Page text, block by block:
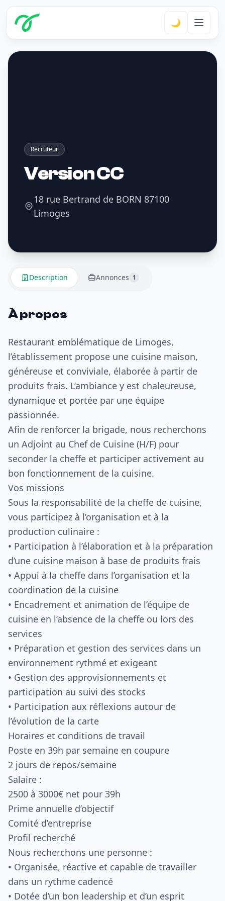
🌙
Recruteur
Version CC
18 rue Bertrand de BORN 87100
Limoges
Description Annonces 1
À propos
Restaurant emblématique de Limoges,
l’établissement propose une cuisine maison,
généreuse et conviviale, élaborée à partir de
produits frais. L’ambiance y est chaleureuse,
dynamique et portée par une équipe
passionnée.
Afin de renforcer la brigade, nous recherchons
un Adjoint au Chef de Cuisine (H/F) pour
seconder la cheffe et participer activement au
bon fonctionnement de la cuisine.
Vos missions
Sous la responsabilité de la cheffe de cuisine,
vous participez à l’organisation et à la
production culinaire :
• Participation à l’élaboration et à la préparation
d’une cuisine maison à base de produits frais
• Appui à la cheffe dans l’organisation et la
coordination de la cuisine
• Encadrement et animation de l’équipe de
cuisine en l’absence de la cheffe ou lors des
services
• Préparation et gestion des services dans un
environnement rythmé et exigeant
• Gestion des approvisionnements et
participation au suivi des stocks
• Participation aux réflexions autour de
l’évolution de la carte
Horaires et conditions de travail
Poste en 39h par semaine en coupure
2 jours de repos/semaine
Salaire :
2500 à 3000€ net pour 39h
Prime annuelle d’objectif
Comité d’entreprise
Profil recherché
Nous recherchons une personne :
• Organisée, réactive et capable de travailler
dans un rythme cadencé
• Dotée d’un bon leadership et d’un esprit